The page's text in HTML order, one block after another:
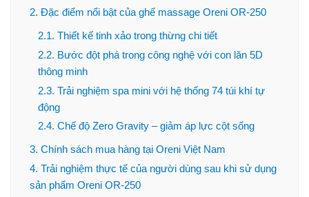
2. Đặc điểm nổi bật của ghế massage Oreni OR-250
2.1. Thiết kế tinh xảo trong thừng chi tiết
2.2. Bước đột phá trong công nghệ với con lăn 5D
thông minh
2.3. Trải nghiệm spa mini với hệ thống 74 túi khí tự
động
2.4. Chế độ Zero Gravity – giảm áp lực cột sống
3. Chính sách mua hàng tại Oreni Việt Nam
4. Trải nghiệm thực tế của người dùng sau khi sử dụng
sản phẩm Oreni OR-250